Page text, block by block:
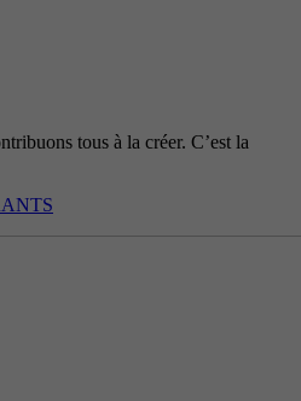
tous à la créer. C’est la